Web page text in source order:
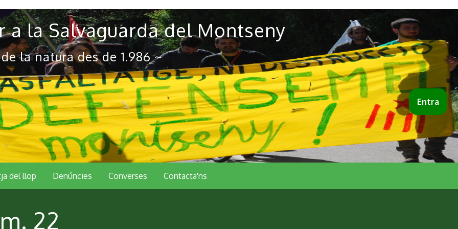
a la Salvaguarda del Montseny
la natura des de 1.986 ~
Entra
del llop Denúncies Converses Contacta'ns
22